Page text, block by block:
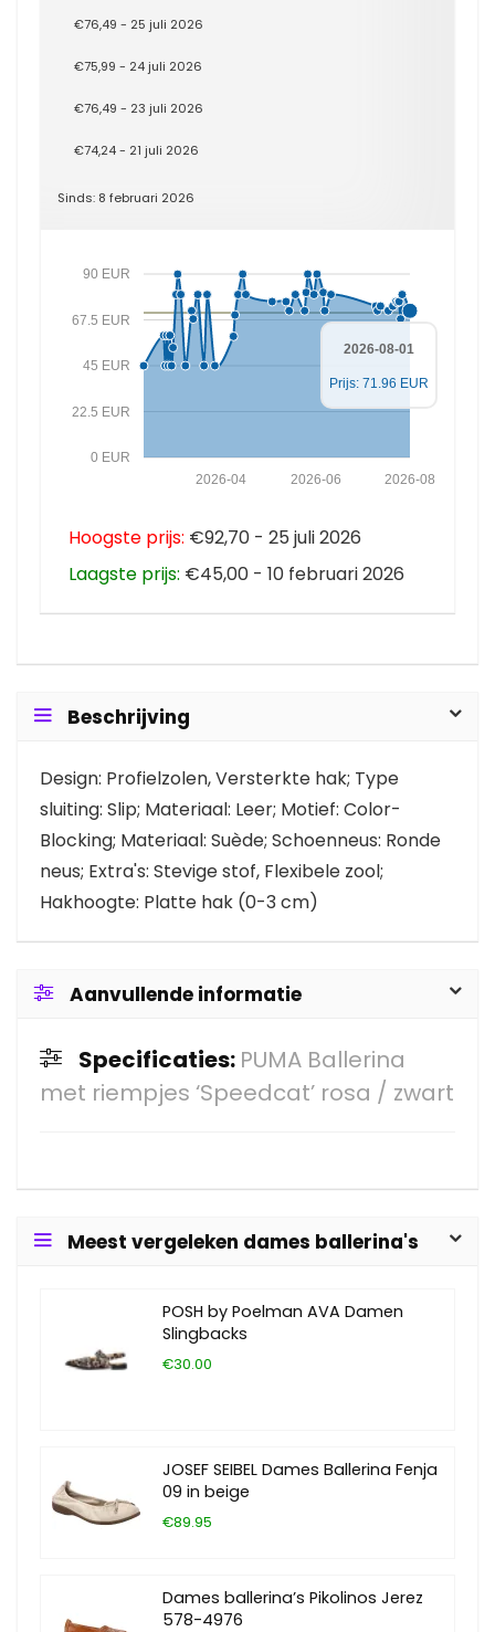
€76,49 - 25 juli 2026
€75,99 - 24 juli 2026
€76,49 - 23 juli 2026
€74,24 - 21 juli 2026
Sinds: 8 februari 2026
0 EUR
22.5 EUR
45 EUR
67.5 EUR
90 EUR
2026-08
2026-06
2026-04
2026-08-01
Prijs: 71.96 EUR
Hoogste prijs: €92,70 - 25 juli 2026
Laagste prijs: €45,00 - 10 februari 2026
Beschrijving
Design: Profielzolen, Versterkte hak; Type
sluiting: Slip; Materiaal: Leer; Motief: Color-
Blocking; Materiaal: Suède; Schoenneus: Ronde
neus; Extra's: Stevige stof, Flexibele zool;
Hakhoogte: Platte hak (0-3 cm)
Aanvullende informatie
Specificaties: PUMA Ballerina
met riempjes ‘Speedcat’ rosa / zwart
Meest vergeleken dames ballerina's
POSH by Poelman AVA Damen
Slingbacks
€30.00
JOSEF SEIBEL Dames Ballerina Fenja
09 in beige
€89.95
Dames ballerina’s Pikolinos Jerez
578-4976